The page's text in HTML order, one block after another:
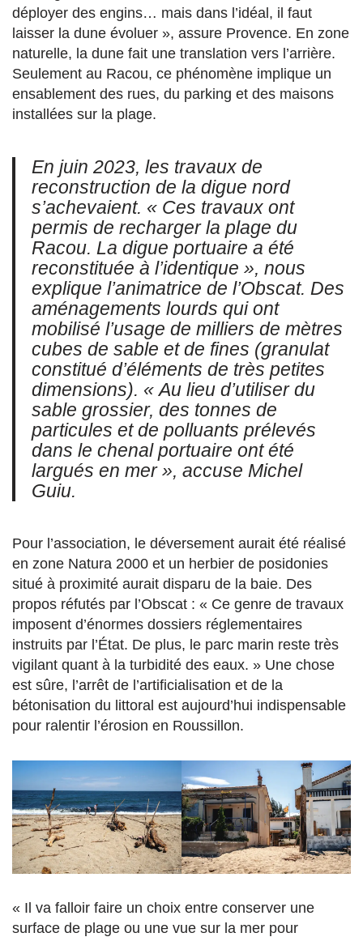
déployer des engins… mais dans l’idéal, il faut
laisser la dune évoluer », assure Provence. En zone
naturelle, la dune fait une translation vers l’arrière.
Seulement au Racou, ce phénomène implique un
ensablement des rues, du parking et des maisons
installées sur la plage.
En juin 2023, les travaux de
reconstruction de la digue nord
s’achevaient. « Ces travaux ont
permis de recharger la plage du
Racou. La digue portuaire a été
reconstituée à l’identique », nous
explique l’animatrice de l’Obscat. Des
aménagements lourds qui ont
mobilisé l’usage de milliers de mètres
cubes de sable et de fines (granulat
constitué d’éléments de très petites
dimensions). « Au lieu d’utiliser du
sable grossier, des tonnes de
particules et de polluants prélevés
dans le chenal portuaire ont été
largués en mer », accuse Michel
Guiu.
Pour l’association, le déversement aurait été réalisé
en zone Natura 2000 et un herbier de posidonies
situé à proximité aurait disparu de la baie. Des
propos réfutés par l’Obscat : « Ce genre de travaux
imposent d’énormes dossiers réglementaires
instruits par l’État. De plus, le parc marin reste très
vigilant quant à la turbidité des eaux. » Une chose
est sûre, l’arrêt de l’artificialisation et de la
bétonisation du littoral est aujourd’hui indispensable
pour ralentir l’érosion en Roussillon.
« Il va falloir faire un choix entre conserver une
surface de plage ou une vue sur la mer pour